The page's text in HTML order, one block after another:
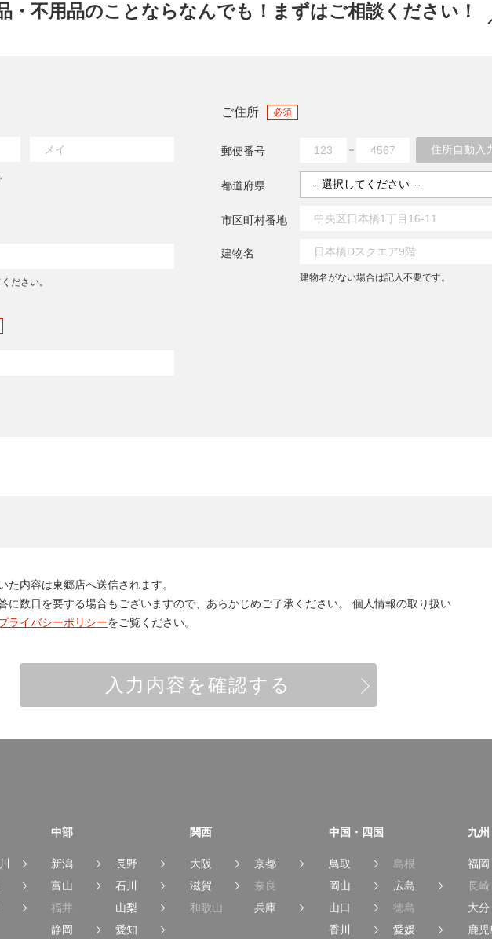
・不用品のことならなんでも！ まずはご相談ください！
ご住所 必須
郵便番号 住所自動入
都道府県
市区町村番地
建物名
建物名がない場合は記入不要です。
ださい。
た内容は東郷店へ送信されます。
に数日を要する場合もございますので、あらかじめご了承ください。
個人情報の取り扱い
ライバシーポリシーをご覧ください。
入力内容を確認する
中部
新潟
長野
富山
石川
福井
山梨
静岡
愛知
関西
大阪
京都
滋賀
奈良
和歌山
兵庫
中国・四国
鳥取
島根
岡山
広島
山口
徳島
香川
愛媛
九
福岡
長崎
大分
鹿児